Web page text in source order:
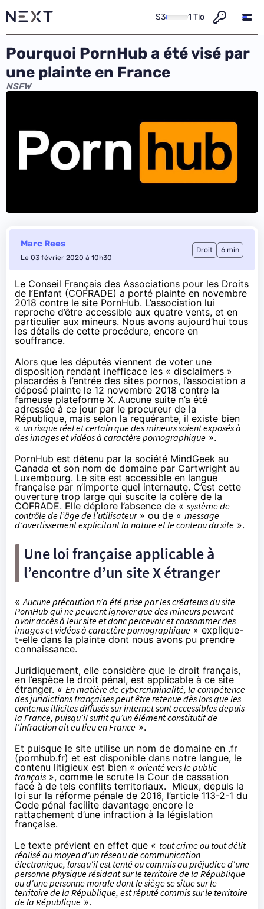
S3 1 Tio
Pourquoi PornHub a été visé par
une plainte en France
NSFW
Marc Rees
Le 03 février 2020 à 10h30
Droit 6 min
Le Conseil Français des Associations pour les Droits
de l’Enfant (COFRADE) a porté plainte en novembre
2018 contre le site PornHub. L’association lui
reproche d’être accessible aux quatre vents, et en
particulier aux mineurs. Nous avons aujourd’hui tous
les détails de cette procédure, encore en
souffrance.
Alors que les députés viennent de voter une
disposition rendant inefficace les « disclaimers »
placardés à l’entrée des sites pornos, l’association a
déposé plainte le 12 novembre 2018 contre la
fameuse plateforme X. Aucune suite n’a été
adressée à ce jour par le procureur de la
République, mais selon la requérante, il existe bien
« un risque réel et certain que des mineurs soient exposés à
des images et vidéos à caractère pornographique ».
PornHub est détenu par la société MindGeek au
Canada et son nom de domaine par Cartwright au
Luxembourg. Le site est accessible en langue
française par n’importe quel internaute. C’est cette
ouverture trop large qui suscite la colère de la
COFRADE. Elle déplore l’absence de « système de
contrôle de l’âge de l’utilisateur» ou de « message
d’avertissement explicitant la nature et le contenu du site ».
Une loi française applicable à
l’encontre d’un site X étranger
«Aucune précaution n’a été prise par les créateurs du site
PornHub qui ne peuvent ignorer que des mineurs peuvent
avoir accès à leur site et donc percevoir et consommer des
images et vidéos à caractère pornographique » explique-
t-elle dans la plainte dont nous avons pu prendre
connaissance.
Juridiquement, elle considère que le droit français,
en l’espèce le droit pénal, est applicable à ce site
étranger. « En matière de cybercriminalité, la compétence
des juridictions françaises peut être retenue dès lors que les
contenus illicites diffusés sur internet sont accessibles depuis
la France, puisqu’il suffit qu’un élément constitutif de
l’infraction ait eu lieu en France ».
Et puisque le site utilise un nom de domaine en .fr
(pornhub.fr) et est disponible dans notre langue, le
contenu litigieux est bien « orienté vers le public
français », comme le scrute la Cour de cassation
face à de tels conflits territoriaux. Mieux, depuis la
loi sur la réforme pénale de 2016, l’article 113-2-1 du
Code pénal facilite davantage encore le
rattachement d’une infraction à la législation
française.
Le texte prévient en effet que « tout crime ou tout délit
réalisé au moyen d'un réseau de communication
électronique, lorsqu'il est tenté ou commis au préjudice d'une
personne physique résidant sur le territoire de la République
ou d'une personne morale dont le siège se situe sur le
territoire de la République, est réputé commis sur le territoire
de la République ».